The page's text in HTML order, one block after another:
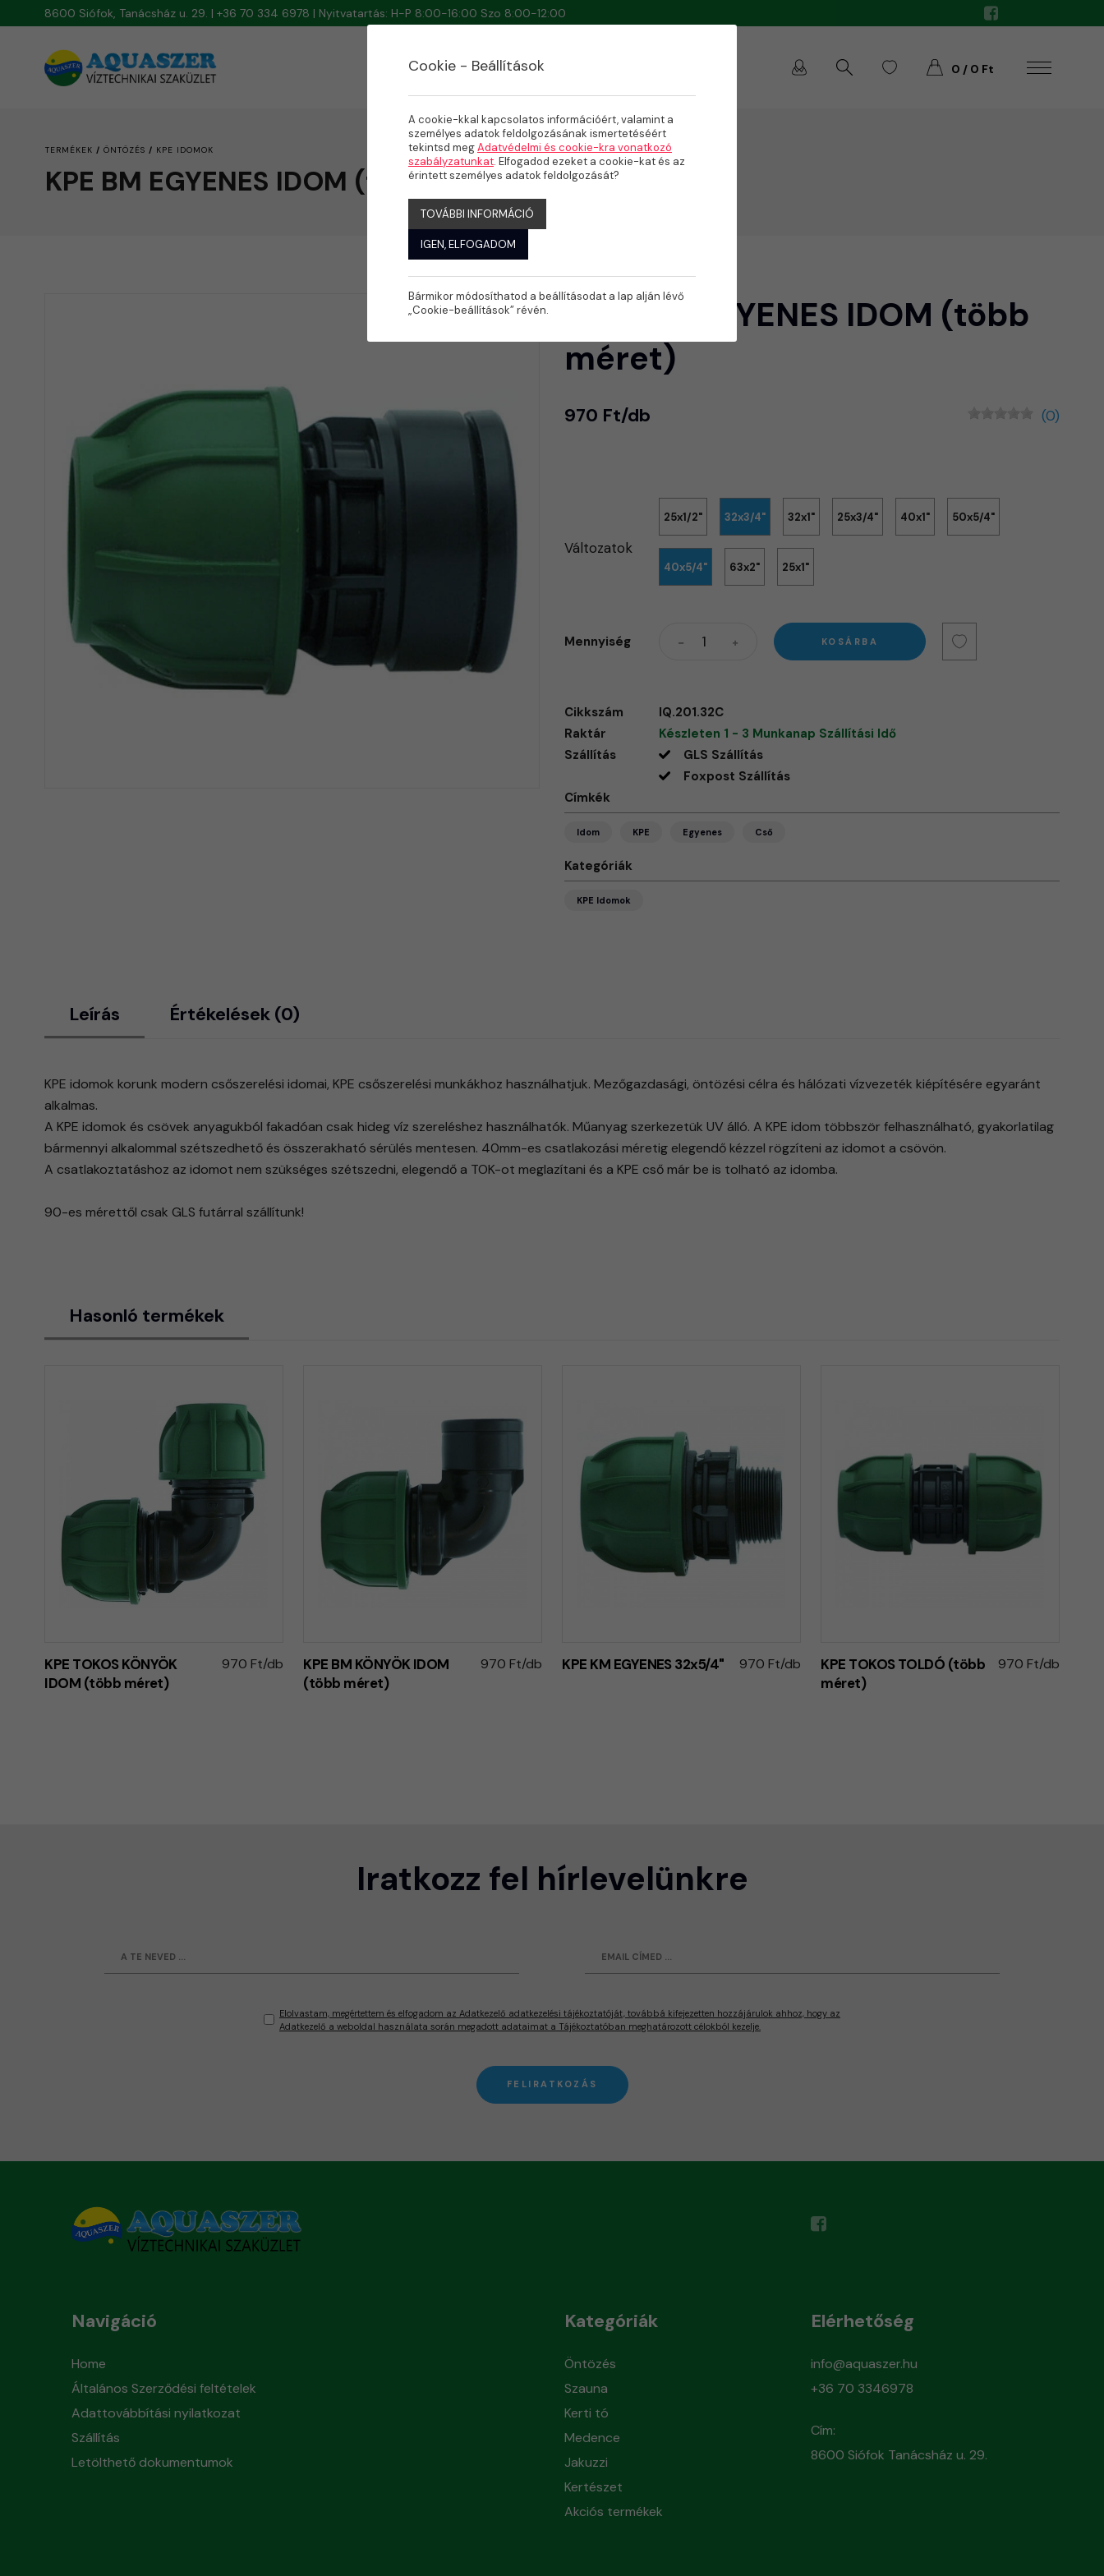
8600 Siófok, Tanácsház u. 29. | +36 70 334 6978 | Nyitvatartás: H-P 8:00-16:00 Szo 8:00-12:00
0 / 0 Ft
TERMÉKEK /ÖNTÖZÉS / KPE IDOMOK
KPE BM EGYENES IDOM (több méret)
KPE BM EGYENES IDOM (több
méret)
970 Ft/db (0)
Változatok
25x1/2" 32x3/4" 32x1" 25x3/4" 40x1" 50x5/4"
40x5/4" 63x2" 25x1"
Mennyiség KOSÁRBA
Cikkszám
IQ.201.32C
Raktár
Készleten 1 - 3 Munkanap Szállítási Idő
Szállítás
GLS Szállítás
Foxpost Szállítás
Címkék
Idom KPE Egyenes Cső
Kategóriák
KPE Idomok
Leírás Értékelések (0)
KPE idomok korunk modern csőszerelési idomai, KPE csőszerelési munkákhoz használhatjuk. Mezőgazdasági, öntözési célra és hálózati vízvezeték kiépítésére egyaránt
alkalmas.
​A KPE idomok és csövek anyagukból fakadóan csak hideg víz szereléshez használhatók. Műanyag szerkezetük UV álló. A KPE idom többször felhasználható, gyakorlatilag
bármennyi alkalommal szétszedhető és összerakható sérülés mentesen. 40mm-es csatlakozási méretig elegendő kézzel rögzíteni az idomot a csövön.
A csatlakoztatáshoz az idomot nem szükséges szétszedni, elegendő a TOK-ot meglazítani és a KPE cső már be is tolható az idomba.
90-es mérettől csak GLS futárral szállítunk!
Hasonló termékek
KPE TOKOS KÖNYÖK
IDOM (több méret)
970 Ft/db
KPE BM KÖNYÖK IDOM
(több méret)
970 Ft/db KPE KM EGYENES 32x5/4" 970 Ft/db
KPE TOKOS TOLDÓ (több
méret)
970 Ft/db
Iratkozz fel hírlevelünkre
Elolvastam, megértettem és elfogadom az Adatkezelő adatkezelési tájékoztatóját, továbbá kifejezetten hozzájárulok ahhoz, hogy az
Adatkezelő a weboldal használata során megadott adataimat a Tájékoztatóban meghatározott célokból kezelje.
FELIRATKOZÁS
Navigáció
Home
Általános Szerződési feltételek
Adattovábbítási nyilatkozat
Szállítás
Letölthető dokumentumok
Kategóriák
Öntözés
Szauna
Kerti tó
Medence
Jakuzzi
Kertészet
Akciós termékek
Elérhetőség
info@aquaszer.hu
+36 70 3346978
Cím:
8600 Siófok Tanácsház u. 29.
Cookie - Beállítások
A cookie-kkal kapcsolatos információért, valamint a
személyes adatok feldolgozásának ismertetéséért
tekintsd megAdatvédelmi és cookie-kra vonatkozó
szabályzatunkat. Elfogadod ezeket a cookie-kat és az
érintett személyes adatok feldolgozását?
TOVÁBBI INFORMÁCIÓ
IGEN, ELFOGADOM
Bármikor módosíthatod a beállításodat a lap alján lévő
„Cookie-beállítások” révén.